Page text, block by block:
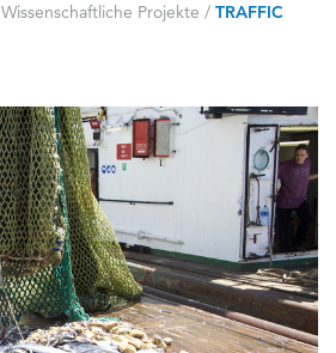
Wissenschaftliche Projekte / TRAFFIC